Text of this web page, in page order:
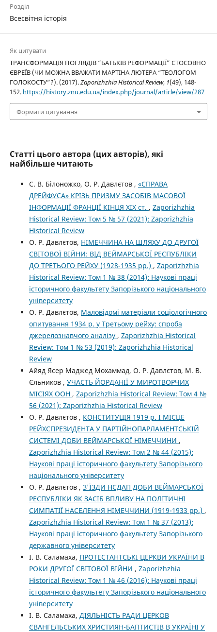
Розділ
Всесвітня історія
Як цитувати
ТРАНСФОРМАЦІЯ ПОГЛЯДІВ “БАТЬКІВ РЕФОРМАЦІЇ” СТОСОВНО
ЄВРЕЇВ (ЧИ МОЖНА ВВАЖАТИ МАРТІНА ЛЮТЕРА “ТЕОЛОГОМ
ГОЛОКОСТУ”?). (2017).Zaporizhzhia Historical Review, 1(49), 148-
152. https://history.znu.edu.ua/index.php/journal/article/view/287
Формати цитування
Статті цього автора (цих авторів), які
найбільше читають
С. В. Білоножко, О. Р. Давлєтов , «СПРАВА
ДРЕЙФУСА» КРІЗЬ ПРИЗМУ ЗАСОБІВ МАСОВОЇ
ІНФОРМАЦІЇ ФРАНЦІЇ КІНЦЯ ХІХ ст. , Zaporizhzhia
Historical Review: Том 5 № 57 (2021): Zaporizhzhia
Historical Review
О. Р. Давлєтов, НІМЕЧЧИНА НА ШЛЯХУ ДО ДРУГОЇ
СВІТОВОЇ ВІЙНИ: ВІД ВЕЙМАРСЬКОЇ РЕСПУБЛІКИ
ДО ТРЕТЬОГО РЕЙХУ (1928-1935 рр.) , Zaporizhzhia
Historical Review: Том 1 № 38 (2014): Наукові праці
історичного факультету Запорізького національного
університету
О. Р. Давлєтов, Маловідомі матеріали соціологічного
опитування 1934 р. у Третьому рейху: спроба
джерелознавчого аналізу , Zaporizhzhia Historical
Review: Том 1 № 53 (2019): Zaporizhzhia Historical
Review
Айяд Ясер Маджед Мохаммад, О. Р. Давлєтов, М. В.
Єльников , УЧАСТЬ ЙОРДАНІЇ У МИРОТВОРЧИХ
МІСІЯХ ООН , Zaporizhzhia Historical Review: Том 4 №
56 (2021): Zaporizhzhia Historical Review
О. Р. Давлєтов , КОНСТИТУЦІЯ 1919 р. І МІСЦЕ
РЕЙХСПРЕЗИДЕНТА У ПАРТІЙНОПАРЛАМЕНТСЬКІЙ
СИСТЕМІ ДОБИ ВЕЙМАРСЬКОЇ НІМЕЧЧИНИ ,
Zaporizhzhia Historical Review: Том 2 № 44 (2015):
Наукові праці історичного факультету Запорізького
національного університету
О. Р. Давлєтов , З'ЇЗДИ НСДАП ДОБИ ВЕЙМАРСЬКОЇ
РЕСПУБЛІКИ ЯК ЗАСІБ ВПЛИВУ НА ПОЛІТИЧНІ
СИМПАТІЇ НАСЕЛЕННЯ НІМЕЧЧИНИ (1919-1933 рр.) ,
Zaporizhzhia Historical Review: Том 1 № 37 (2013):
Наукові праці історичного факультету Запорізького
державного університету
І. В. Саламаха, ПРОТЕСТАНТСЬКІ ЦЕРКВИ УКРАЇНИ В
РОКИ ДРУГОЇ СВІТОВОЇ ВІЙНИ , Zaporizhzhia
Historical Review: Том 1 № 46 (2016): Наукові праці
історичного факультету Запорізького національного
університету
І. В. Саламаха, ДІЯЛЬНІСТЬ РАДИ ЦЕРКОВ
ЄВАНГЕЛЬСЬКИХ ХРИСТИЯН-БАПТИСТІВ В УКРАЇНІ У